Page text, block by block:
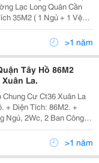
Lạc Long Quân Cần
Bể Bơi 4
2 Bước Chân Ra...>1 năm
Tây Hồ 86M2
La.
+ Diện Tích: 86M2. +
Ngủ, 2Wc, 2 Ban Công. +
Lý Đầy Đủ, Sổ Đỏ/ Sổ
Thêm Thông Tin Chi...>1 năm